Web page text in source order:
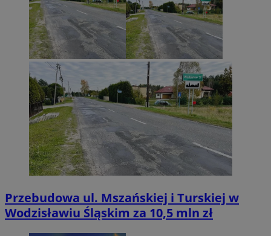
Przebudowa ul. Mszańskiej i Turskiej w
Wodzisławiu Śląskim za 10,5 mln zł